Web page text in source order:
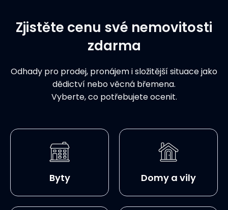
Zjistěte cenu své nemovitosti
zdarma
Odhady pro prodej, pronájem i složitější situace jako
dědictví nebo věcná břemena.
Vyberte, co potřebujete ocenit.
Byty Domy a vily